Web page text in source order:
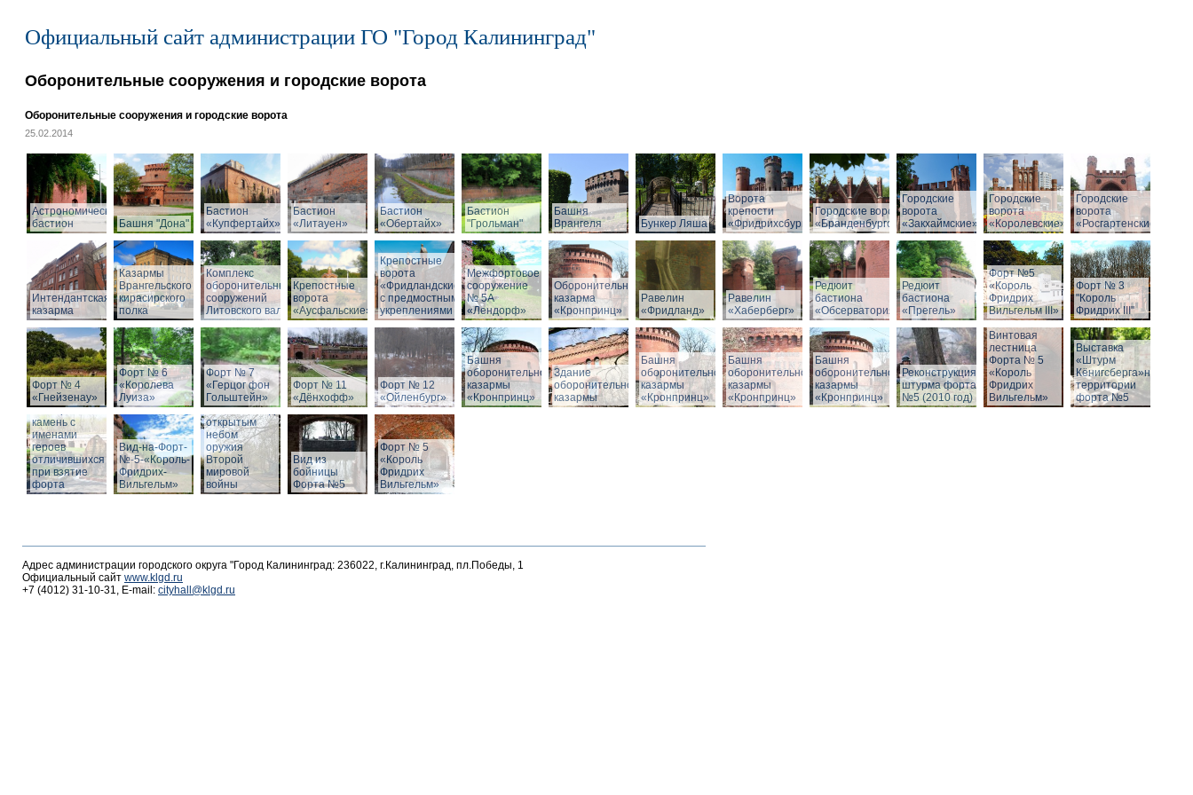
Официальный сайт администрации ГО "Город Калининград"
Оборонительные сооружения и городские ворота
Оборонительные сооружения и городские ворота
25.02.2014
Астрономический
бастион
Башня "Дона"
Бастион
«Купфертайх»
Бастион
«Литауен»
Бастион
«Обертайх»
Бастион
"Грольман"
Башня
Врангеля
Бункер Ляша
Ворота
крепости
«Фридрихсбург»
Городские ворота
«Бранденбургские»
Городские
ворота
«Закхаймские»
Городские
ворота
«Королевские»
Городские
ворота
«Росгартенские»
Интендантская
казарма
Казармы
Врангельского
кирасирского
полка
Комплекс
оборонительных
сооружений
Литовского вала
Крепостные
ворота
«Аусфальские»
Крепостные
ворота
«Фридландские»
с предмостными
укреплениями
Межфортовое
сооружение
№ 5А
«Лендорф»
Оборонительная
казарма
«Кронпринц»
Равелин
«Фридланд»
Равелин
«Хаберберг»
Редюит
бастиона
«Обсерватория»
Редюит
бастиона
«Прегель»
Форт №5
«Король
Фридрих
Вильгельм III»
Форт № 3
"Король
Фридрих III"
Форт № 4
«Гнейзенау»
Форт № 6
«Королева
Луиза»
Форт № 7
«Герцог фон
Гольштейн»
Форт № 11
«Дёнхофф»
Форт № 12
«Ойленбург»
Башня
оборонительной
казармы
«Кронпринц»
Здание
оборонительной
казармы
Башня
оборонительной
казармы
«Кронпринц»
Башня
оборонительной
казармы
«Кронпринц»
Башня
оборонительной
казармы
«Кронпринц»
Реконструкция
штурма форта
№5 (2010 год)
Винтовая
лестница
Форта № 5
«Король
Фридрих
Вильгельм»
Выставка
«Штурм
Кёнигсберга»на
территории
форта №5
Мемориальный
камень с
именами
героев
отличившихся
при взятие
форта
Вид-на-Форт-
№-5-«Король-
Фридрих-
Вильгельм»
Выставка под
открытым
небом
оружия
Второй
мировой
войны
Вид из
бойницы
Форта №5
Форт № 5
«Король
Фридрих
Вильгельм»
Адрес администрации городского округа "Город Калининград: 236022, г.Калининград, пл.Победы, 1
Официальный сайт www.klgd.ru
+7 (4012) 31-10-31, E-mail: cityhall@klgd.ru